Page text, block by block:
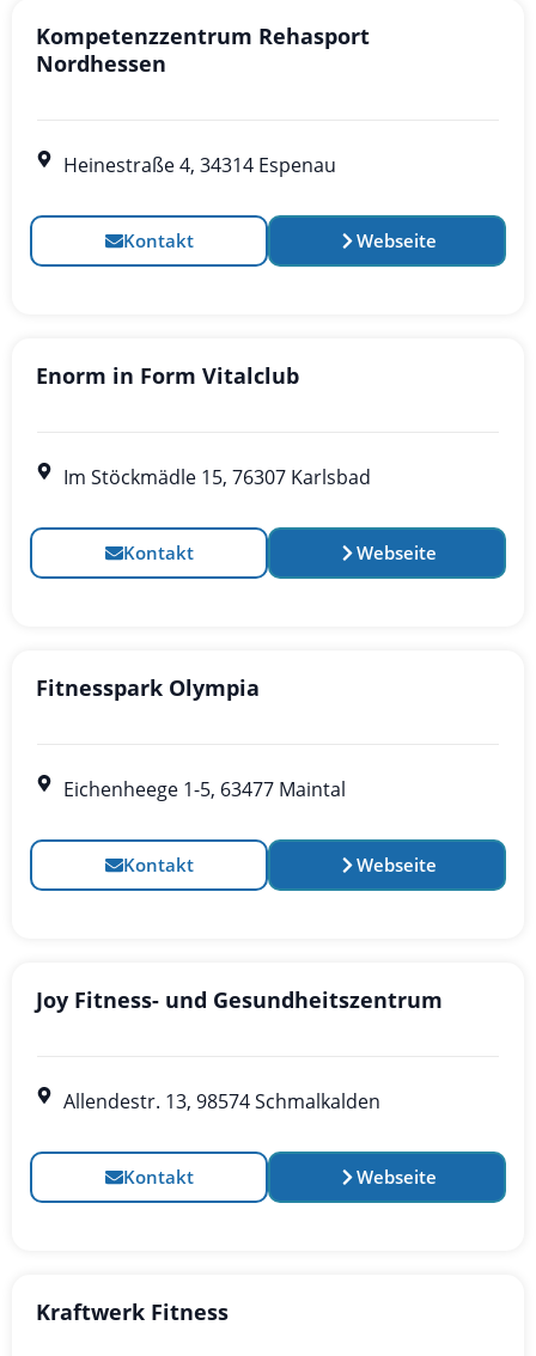
Kompetenzzentrum Rehasport
Nordhessen
Heinestraße 4, 34314 Espenau
Kontakt Webseite
Enorm in Form Vitalclub
Im Stöckmädle 15, 76307 Karlsbad
Kontakt Webseite
Fitnesspark Olympia
Eichenheege 1-5, 63477 Maintal
Kontakt Webseite
Joy Fitness- und Gesundheitszentrum
Allendestr. 13, 98574 Schmalkalden
Kontakt Webseite
Kraftwerk Fitness